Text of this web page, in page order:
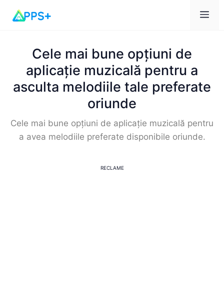
Cele mai bune opțiuni de
aplicație muzicală pentru a
asculta melodiile tale preferate
oriunde
Cele mai bune opțiuni de aplicație muzicală pentru
a avea melodiile preferate disponibile oriunde.
RECLAME